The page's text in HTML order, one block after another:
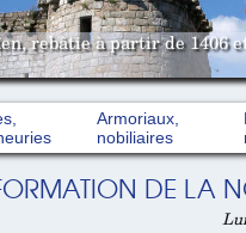
rebâtie à partir de 1406
Armoriaux,
nobiliaires
DE LA